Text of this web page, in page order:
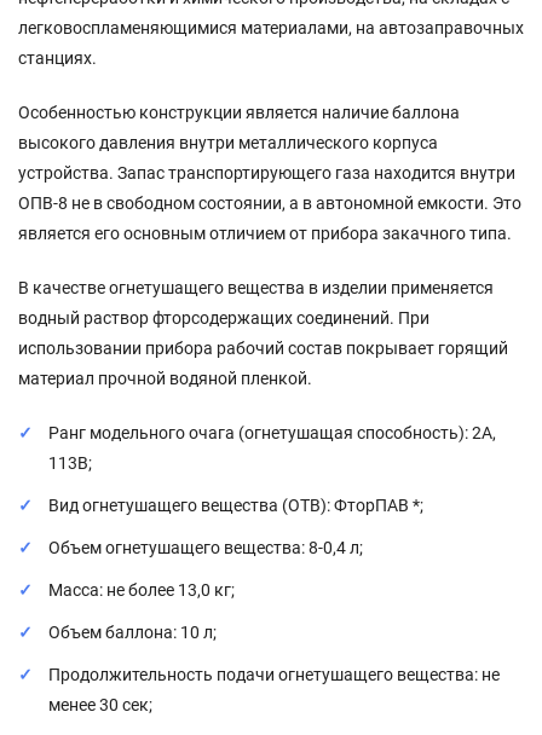
легковоспламеняющимися материалами, на автозаправочных
станциях.
Особенностью конструкции является наличие баллона
высокого давления внутри металлического корпуса
устройства. Запас транспортирующего газа находится внутри
ОПВ-8 не в свободном состоянии, а в автономной емкости. Это
является его основным отличием от прибора закачного типа.
В качестве огнетушащего вещества в изделии применяется
водный раствор фторсодержащих соединений. При
использовании прибора рабочий состав покрывает горящий
материал прочной водяной пленкой.
Ранг модельного очага (огнетушащая способность): 2А,
113В;
Вид огнетушащего вещества (ОТВ): ФторПАВ *;
Объем огнетушащего вещества: 8-0,4 л;
Масса: не более 13,0 кг;
Объем баллона: 10 л;
Продолжительность подачи огнетушащего вещества: не
менее 30 сек;